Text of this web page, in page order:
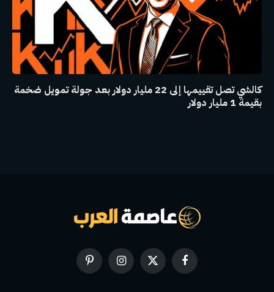
كالشي تصل تقييمها إلى 22 مليار دولار بعد جولة تمويل ضخمة
بقيمة 1 مليار دولار
فيسبوك
X
(Twitter)
الانستغرامبينتيريست